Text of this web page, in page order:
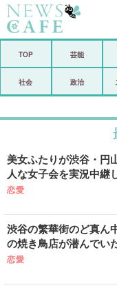
恋愛
リリース
TOP 芸能
社会 政治
美女ふたりが渋谷・円
人な女子会を実況中継
恋愛
渋谷の繁華街のど真ん
の焼き鳥店が潜んでい
恋愛